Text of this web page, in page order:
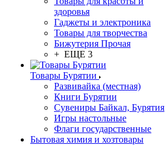
здоровья
Гаджеты и электроника
Товары для творчества
Бижутерия Прочая
+ ЕЩЕ 3
Товары Бурятии
Развивайка (местная)
Книги Бурятии
Сувениры Байкал, Бурятия
Игры настольные
Флаги государственные
Бытовая химия и хозтовары